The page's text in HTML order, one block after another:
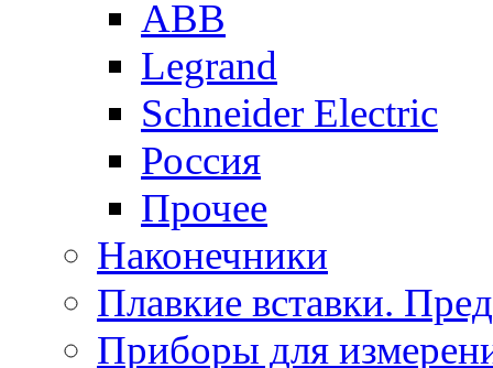
ABB
Legrand
Schneider Electric
Россия
Прочее
Наконечники
Плавкие вставки.
Приборы для